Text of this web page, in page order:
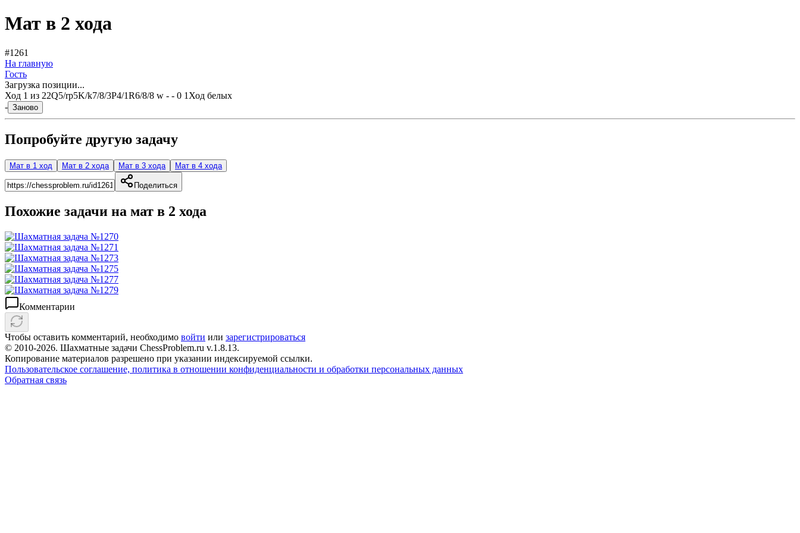
Мат в 2 хода
#1261
На главную
Гость
Загрузка позиции...
Ход 1 из 22Q5/rp5K/k7/8/3P4/1R6/8/8 w - - 0 1 Ход белых
- Заново
Попробуйте другую задачу
Мат в 1 ход Мат в 2 хода Мат в 3 хода Мат в 4 хода
Поделиться
Похожие задачи на мат в 2 хода
Комментарии
Чтобы оставить комментарий, необходимо войти или зарегистрироваться
© 2010-2026. Шахматные задачи ChessProblem.ru v.1.8.13.
Копирование материалов разрешено при указании индексируемой ссылки.
Пользовательское соглашение, политика в отношении конфиденциальности и обработки персональных данных
Обратная связь